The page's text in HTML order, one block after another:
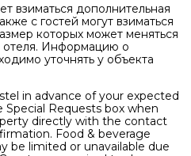
взиматься дополнительная
с гостей могут взиматься
которых может меняться
отеля. Информацию о
уточнять у объекта
in advance of your expected
Special Requests box when
directly with the contact
Food & beverage
be limited or unavailable due